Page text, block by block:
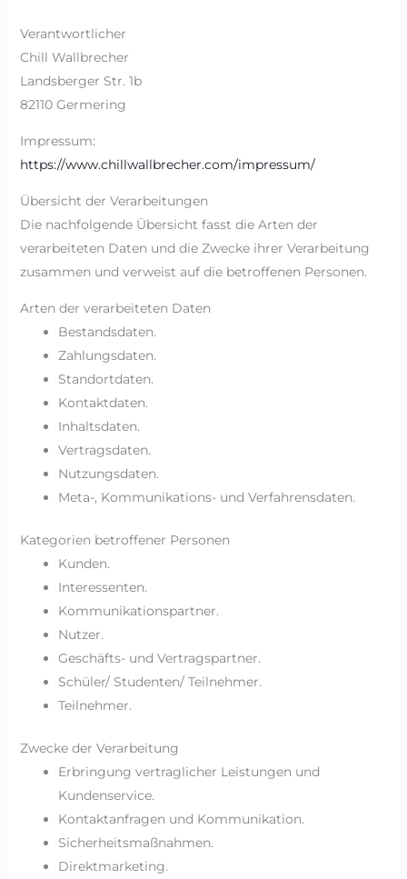
Verantwortlicher
Chill Wallbrecher
Landsberger Str. 1b
82110 Germering
Impressum:
https://www.chillwallbrecher.com/impressum/
Übersicht der Verarbeitungen
Die nachfolgende Übersicht fasst die Arten der
verarbeiteten Daten und die Zwecke ihrer Verarbeitung
zusammen und verweist auf die betroffenen Personen.
Arten der verarbeiteten Daten
Bestandsdaten.
Zahlungsdaten.
Standortdaten.
Kontaktdaten.
Inhaltsdaten.
Vertragsdaten.
Nutzungsdaten.
Meta-, Kommunikations- und Verfahrensdaten.
Kategorien betroffener Personen
Kunden.
Interessenten.
Kommunikationspartner.
Nutzer.
Geschäfts- und Vertragspartner.
Schüler/ Studenten/ Teilnehmer.
Teilnehmer.
Zwecke der Verarbeitung
Erbringung vertraglicher Leistungen und
Kundenservice.
Kontaktanfragen und Kommunikation.
Sicherheitsmaßnahmen.
Direktmarketing.